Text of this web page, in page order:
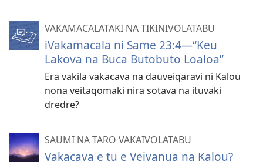
VAKAMACALATAKI NA TIKINIVOLATABU
iVakamacala ni Same 23:4​—“Keu
Lakova na Buca Butobuto Loaloa”
Era vakila vakacava na dauveiqaravi ni Kalou
nona veitaqomaki nira sotava na ituvaki
dredre?
SAUMI NA TARO VAKAIVOLATABU
Vakacava e tu e Veivanua na Kalou?